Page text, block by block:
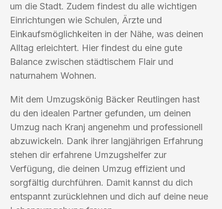
um die Stadt. Zudem findest du alle wichtigen
Einrichtungen wie Schulen, Ärzte und
Einkaufsmöglichkeiten in der Nähe, was deinen
Alltag erleichtert. Hier findest du eine gute
Balance zwischen städtischem Flair und
naturnahem Wohnen.
Mit dem Umzugskönig Bäcker Reutlingen hast
du den idealen Partner gefunden, um deinen
Umzug nach Kranj angenehm und professionell
abzuwickeln. Dank ihrer langjährigen Erfahrung
stehen dir erfahrene Umzugshelfer zur
Verfügung, die deinen Umzug effizient und
sorgfältig durchführen. Damit kannst du dich
entspannt zurücklehnen und dich auf deine neue